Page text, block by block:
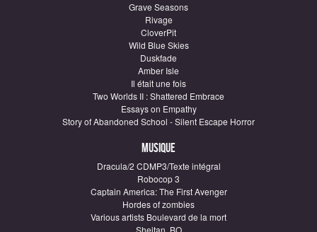
Grave Seasons
Rivage
CloverPit
Wild Blue Skies
Duskfade
Amber Isle
Il était une fois
Two Worlds II : Shattered Embrace
Essays on Empathy
Story of Abandoned School - Silent Escape Horror
Musique
Dracula/2 CDMP3/Texte intégral
Robocop 3
Captain America: The First Avenger
Hordes of zombies
Various artists Boulevard de la mort
Sheitan, BO